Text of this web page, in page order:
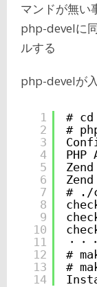
マンドが無い
php-develに
ルする
php-develが
1
2
3
4
5
6
7
8
9
10
11
12
13
14
# cd
#
PHP
# ./
・・・
#
#